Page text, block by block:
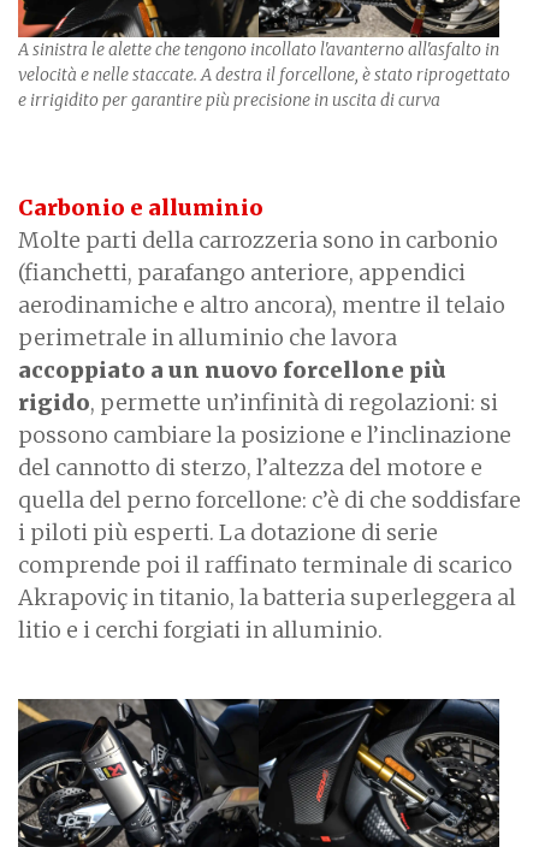
A sinistra le alette che tengono incollato l'avanterno all'asfalto in
velocità e nelle staccate. A destra il forcellone, è stato riprogettato
e irrigidito per garantire più precisione in uscita di curva
Carbonio e alluminio
Molte parti della carrozzeria sono in carbonio
(fianchetti, parafango anteriore, appendici
aerodinamiche e altro ancora), mentre il telaio
perimetrale in alluminio che lavora
accoppiato a un nuovo forcellone più
rigido, permette un’infinità di regolazioni: si
possono cambiare la posizione e l’inclinazione
del cannotto di sterzo, l’altezza del motore e
quella del perno forcellone: c’è di che soddisfare
i piloti più esperti. La dotazione di serie
comprende poi il raffinato terminale di scarico
Akrapoviç in titanio, la batteria superleggera al
litio e i cerchi forgiati in alluminio.